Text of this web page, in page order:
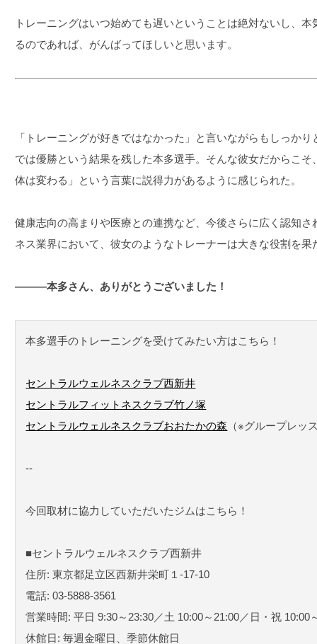
トレーニングはいつ始めても遅いということは絶対ないし、
るのであれば、がんばってほしいと思います。
「トレーニングが好きではなかった」と言いながらもしっか
では優勝という結果を残した本多選手。そんな彼女だからこ
体は変わる」という言葉に説得力があるように感じられた。
健康志向の高まりや医療との連携など、今後さらに広く認知
ネス業界において、彼女のようなトレーナーは大きな役割を果
―――本多さん、ありがとうございました！
本多選手のトレーニングを受けてみたい方はこちら！
セントラルウェルネスクラブ西新井
セントラルフィットネスクラブ竹ノ塚
セントラルウェルネスクラブおおたかの森 （※グループレッ
--
今回取材に協力していただいたジムはこちら！
■セントラルウェルネスクラブ西新井
住所: 東京都足立区西新井栄町１-17-10
電話: 03-5888-3561
営業時間: 平日 9:30～23:30／土 10:00～21:00／日・祝 10:00
休館日: 毎週金曜日、季節休館日